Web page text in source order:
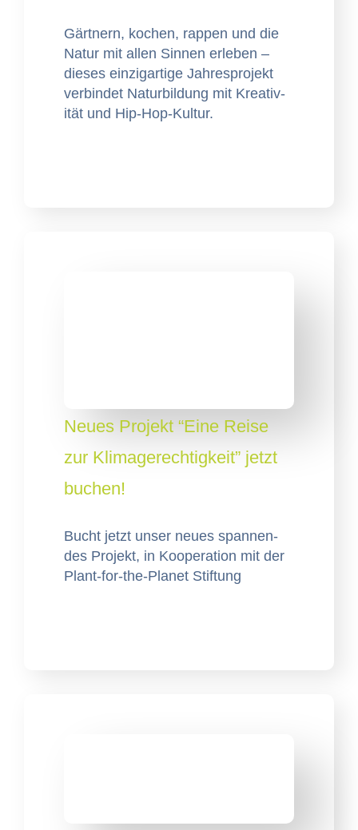
Gärt­nern, kochen, rap­pen und die
Natur mit allen Sin­nen erleben –
dieses einzi­gar­tige Jahre­spro­jekt
verbindet Natur­bil­dung mit Kreativ­
ität und Hip-Hop-Kultur.
Neues Projekt “Eine Reise
zur Klimagerechtigkeit” jetzt
buchen!
Bucht jet­zt unser neues span­nen­
des Pro­jekt, in Koop­er­a­tion mit der
Plant-for-the-Plan­et Stiftung